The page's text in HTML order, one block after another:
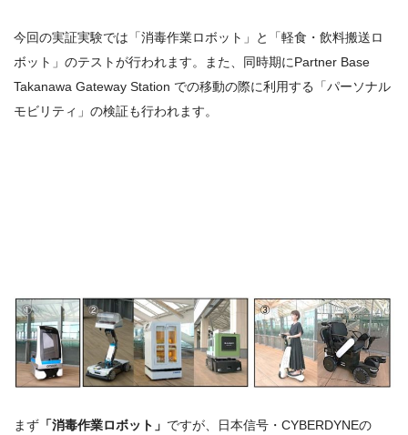
今回の実証実験では「消毒作業ロボット」と「軽食・飲料搬送ロ
ボット」のテストが行われます。また、同時期にPartner Base
Takanawa Gateway Station での移動の際に利用する「パーソナル
モビリティ」の検証も行われます。
まず 「消毒作業ロボット」 ですが、日本信号・CYBERDYNEの